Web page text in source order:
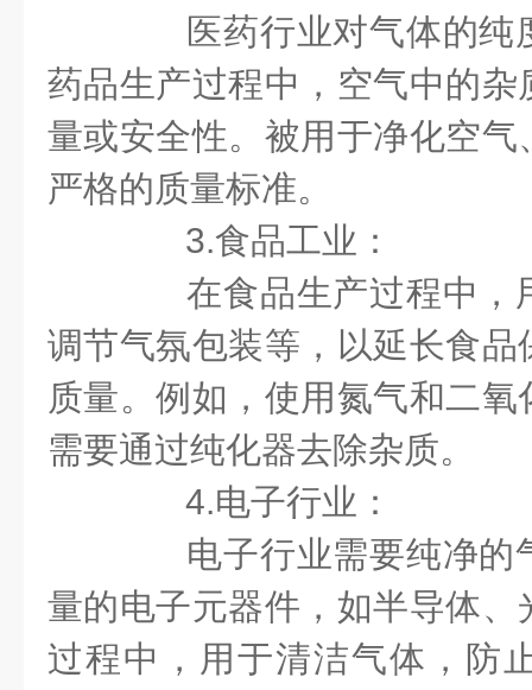
医药行业对气体的纯
药品生产过程中，空气中的
量或安全性。被用于净化空
严格的质量标准。
3.食品工业：
在食品生产过程中，
调节气氛包装等，以延长食
质量。例如，使用氮气和二
需要通过纯化器去除杂质。
4.电子行业：
电子行业需要纯净的
量的电子元器件，如半导体
过程中，用于清洁气体，防